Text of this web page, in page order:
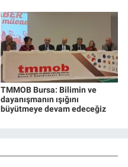
TMMOB Bursa: Bilimin ve
dayanışmanın ışığını
büyütmeye devam edeceğiz